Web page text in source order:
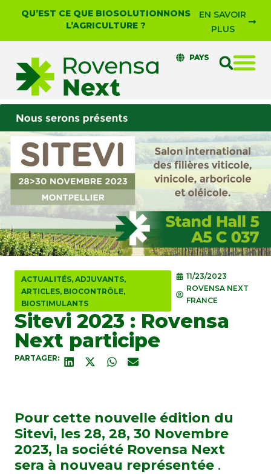
QU’EST CE QUE BIOSOLUTIONNONS
L’AGRICULTURE ?
EN SAVOIR
PLUS
PAYS
ACTUALITÉS, ADJUVANTS,
ARTICLES, BIOCONTRÔLE,
BIOSTIMULANTS
11/23/2023
ROVENSA NEXT
FRANCE
Sitevi 2023 : Rovensa
Next participe
PARTAGER:
Pour cette nouvelle édition du
Sitevi, les 28, 28, 30 Novembre
2023, la société Rovensa Next
sera à nouveau représentée .